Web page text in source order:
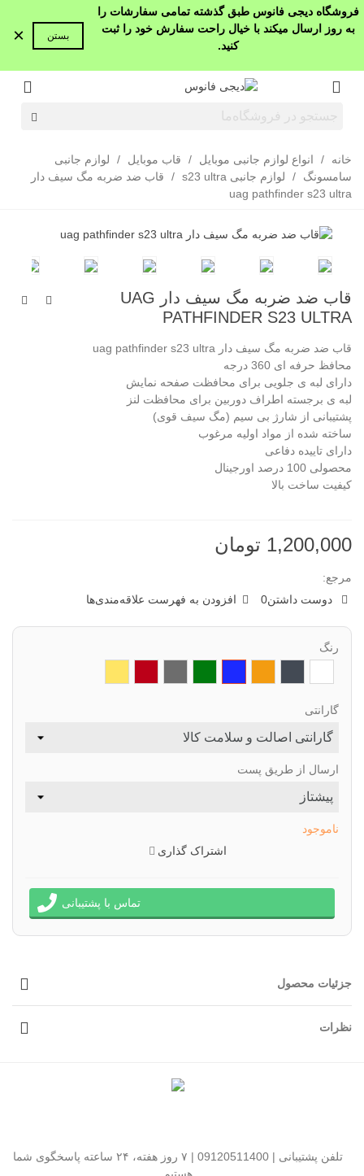
فروشگاه دیجی فانوس طبق گذشته تمامی سفارشات را
به روز ارسال میکند با خیال راحت سفارش خود را ثبت
کنید.
بستن ×
خانه / انواع لوازم جانبی موبایل / قاب موبایل /
لوازم جانبی
سامسونگ
/ لوازم جانبی s23 ultra /
قاب ضد ضربه مگ سیف دار
uag pathfinder s23 ultra
قاب ضد ضربه مگ سیف دار UAG
PATHFINDER S23 ULTRA
قاب ضد ضربه مگ سیف دار uag pathfinder s23 ultra
محافظ حرفه ای 360 درجه
دارای لبه ی جلویی برای محافظت صفحه نمایش
لبه ی برجسته اطراف دوربین برای محافظت لنز
پشتیبانی از شارژ بی سیم (مگ سیف قوی)
ساخته شده از مواد اولیه مرغوب
دارای تاییده دفاعی
محصولی 100 درصد اورجینال
کیفیت ساخت بالا
1,200,000 تومان
مرجع:
دوست داشتن0 افزودن به فهرست علاقه‌مندی‌ها
رنگ
ای
یا
گارانتی
ارسال از طریق پست
ناموجود
اشتراک گذاری
تماس با پشتیبانی
جزئیات محصول
نظرات
تلفن پشتیبانی | 09120511400 | ۷ روز هفته، ۲۴ ساعته پاسخگوی شما